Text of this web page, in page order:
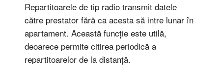
Repartitoarele de tip radio transmit datele
către prestator fără ca acesta să intre lunar în
apartament. Această funcție este utilă,
deoarece permite citirea periodică a
repartitoarelor de la distanță.